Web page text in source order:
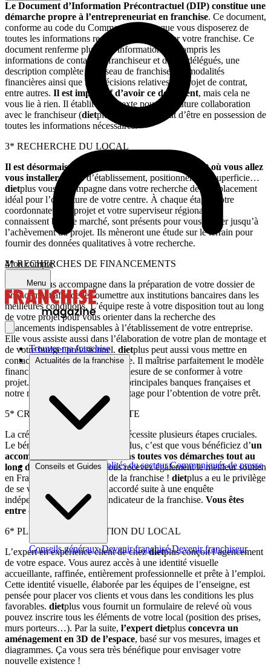
Mon compte
Menu
Trouver ma franchise
Actualités de la franchise
Brèves et actus Actualités du secteur Communiqués de presse
Conseils et Guides
Conseils généraux Devenir franchisé Devenir franchiseur
Le Document d’Information Précontractuel (DIP) constitue une
démarche propre à l’entrepreneuriat en franchise. Ce document,
conforme au code du Commerce, assure que vous disposerez de
toutes les informations requises pour démarrer votre franchise. Ce
document renferme plusieurs informations, y compris les
informations de contact du franchiseur et de ses délégués, une
description complète du réseau de franchise, les modalités
financières ainsi que les précisions relatives au projet de contrat,
entre autres. Il est impératif d’avoir ce document, mais cela ne
vous lie à rien. Il établit le contexte pour une future collaboration
avec le franchiseur (dietplus) et vous garantit d’être en possession de
toutes les informations nécessaires.
3* RECHERCHE DU LOCAL
Il est désormais nécessaire de déterminer l’endroit où vous allez
vous installer: zone d’établissement, positionnement, superficie…
dietplus vous accompagne dans votre recherche de l’emplacement
idéal pour l’ouverture de votre centre. À chaque étape, votre
coordonnateur de projet et votre superviseur régional, qui
connaissent bien le marché, sont présents pour vous guider jusqu’à
l’achèvement du projet. Ils mèneront une étude sur le terrain pour
fournir des données qualitatives à votre recherche.
4* RECHERCHES DE FINANCEMENTS
plus vous accompagne dans la préparation de votre dossier de
financement afin de le soumettre aux institutions bancaires dans les
meilleures conditions. L’équipe reste à votre disposition tout au long
de votre projet pour vous orienter dans la recherche des
financements indispensables à l’établissement de votre entreprise.
Elle vous assiste aussi dans l’élaboration de votre plan de montage et
de votre budget prévisionnel. dietplus peut aussi vous mettre en
contact avec un expert-comptable. Il maîtrise parfaitement le modèle
financier de
plus et sera en mesure de se conformer à votre
projet.
plus figure parmi les principales banques françaises et
notre notoriété constitue un avantage pour l’obtention de votre prêt.
5* CREATION DE LA SOCIETE
La création de votre entreprise nécessite plusieurs étapes cruciales.
Le bénéfice de la franchise
plus, c’est que vous bénéficiez d’un
accompagnement constant dans toutes vos démarches tout au
long de votre parcours. Vous recevez également le meilleur soutien
en France dans le domaine de la franchise ! dietplus a eu le privilège
de se voir attribuer ce prix, accordé suite à une enquête
indépendante menée par l’Indicateur de la franchise. Vous êtes
entre de bonnes mains !
6* PLAN D’IMPLANTATION DU LOCAL
L’expert en expérience client de chezdietplus conçoit l’agencement
de votre espace. Vous aurez accès à une identité visuelle
accueillante, raffinée, entièrement professionnelle et prête à l’emploi.
Cette identité visuelle, élaborée par les équipes de l’enseigne, est
pensée pour placer vos clients et vous dans les conditions les plus
favorables. dietplus vous fournit un formulaire de relevé où vous
pouvez inscrire tous les éléments de votre local (position des prises,
murs porteurs…). Par la suite, l’expert dietplus concevra un
aménagement en 3D de l’espace, basé sur vos mesures, images et
diagrammes. Ça vous sera très bénéfique pour envisager votre
nouvelle existence !